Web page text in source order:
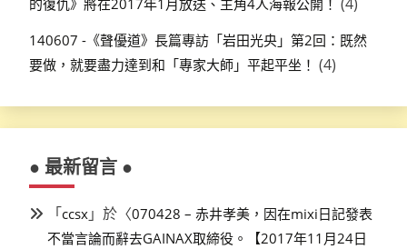
140607 -《聲優道》長篇專訪「岩田光央」第2回：既然
要做，就要盡力達到和「專家大師」平起平坐！ (4)
● 最新留言 ●
「ccsx 」於〈070428 – 赤井孝美，因在mixi日記發表
不當言論而辭去GAINAX取締役。【2017年11月24日